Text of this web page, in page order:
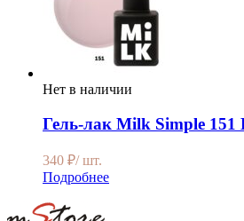
Нет в наличии
Гель-лак Milk Simple 151
340 ₽/ шт.
Подробнее